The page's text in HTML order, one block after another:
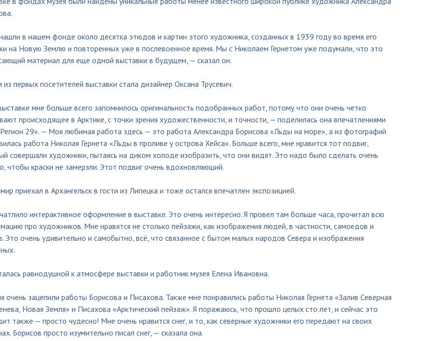
в нашем фонде около десятка этюдов и картин этого художника, созданных в 1939 году во время его
на Новую Землю и повторенных уже в послевоенное время. Мы с Николаем Гернетом уже подумали, что это
материал для еще одной выставки в будущем, — сказал он.
первых посетителей выставки стала дизайнер Оксана Трусевич.
мне больше всего запомнилось оригинальность подобранных работ, потому что они очень четко
происходящее в Арктике, с точки зрения художественности, и точности, — поделилась она впечатлениями
29». — Моя любимая работа здесь — это работа Александра Борисова «Льды на море», а из фотографий
работа Николая Гернета «Льды в проливе у острова Хейса». Больше всего, мне нравится тот подвиг,
совершали художники, пытаясь на диком холоде изобразить, что они видят. Это надо было сделать очень
чтобы краски не замерзли. Этот подвиг очень вдохновляющий.
приехал в Архангельск в гости из Липецка и тоже остался впечатлен экспозицией.
интерактивное оформление в выставке. Это очень интересно. Я провел там больше часа, прочитал всю
про художников. Мне нравятся не столько пейзажи, как изображения людей, в частности, самоедов и
Это очень удивительно и самобытно, всё, что связанное с бытом малых народов Севера и изображения
равнодушной к атмосфере выставки и работник музея Елена Ивановна.
очень зацепили работы Борисова и Писахова. Также мне понравились работы Николая Гернета «Залив Северная
Новая Земля» и Писахова «Арктический пейзаж». Я поражаюсь, что прошло целых сто лет, и сейчас это
также — просто чудесно! Мне очень нравится снег, и то, как северные художники его передают на своих
Борисов просто изумительно писал снег, — сказала она.